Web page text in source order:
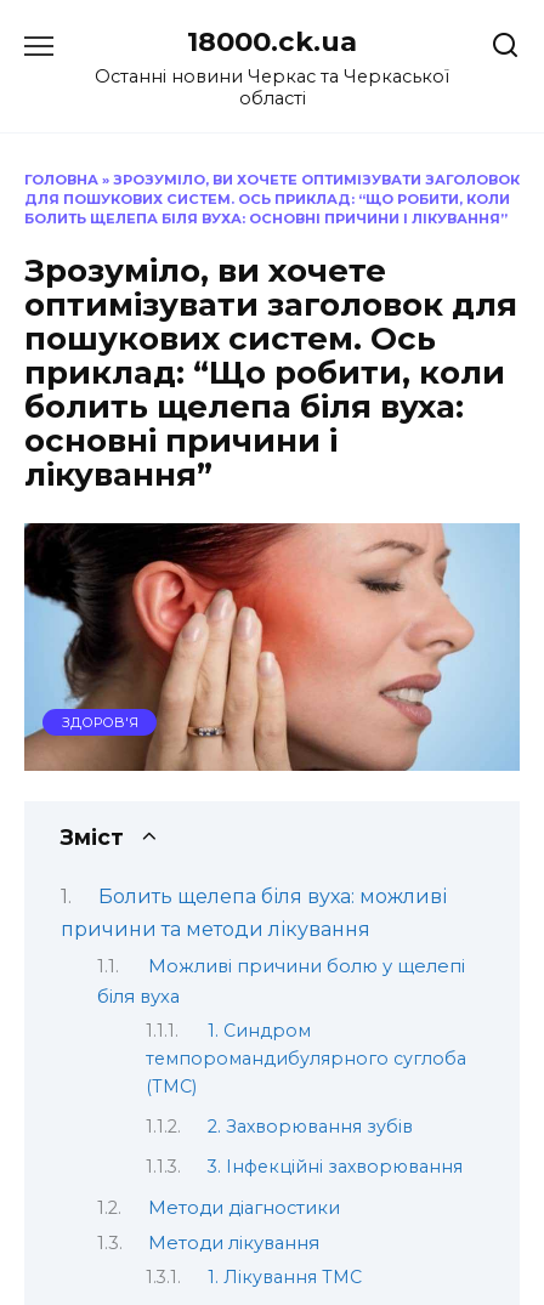
до
18000.ck.ua
Останні новини Черкас та Черкаської
області
ГОЛОВНА » ЗРОЗУМІЛО, ВИ ХОЧЕТЕ ОПТИМІЗУВАТИ ЗАГОЛОВОК
ДЛЯ ПОШУКОВИХ СИСТЕМ. ОСЬ ПРИКЛАД: “ЩО РОБИТИ, КОЛИ
БОЛИТЬ ЩЕЛЕПА БІЛЯ ВУХА: ОСНОВНІ ПРИЧИНИ І ЛІКУВАННЯ”
Зрозуміло, ви хочете
оптимізувати заголовок для
пошукових систем. Ось
приклад: “Що робити, коли
болить щелепа біля вуха:
основні причини і
лікування”
ЗДОРОВ'Я
Зміст
Болить щелепа біля вуха: можливі
причини та методи лікування
Можливі причини болю у щелепі
біля вуха
1. Синдром
темпоромандибулярного суглоба
(ТМС)
2. Захворювання зубів
3. Інфекційні захворювання
Методи діагностики
Методи лікування
1. Лікування ТМС